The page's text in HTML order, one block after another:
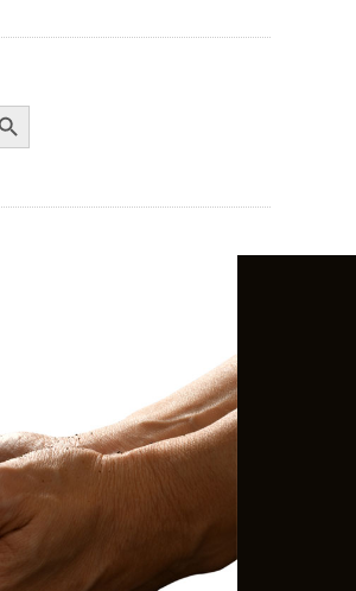
Button